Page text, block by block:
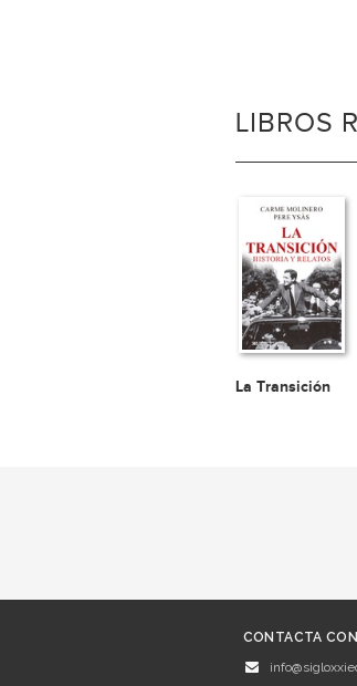
LIBROS
La Transición
CONTACTA